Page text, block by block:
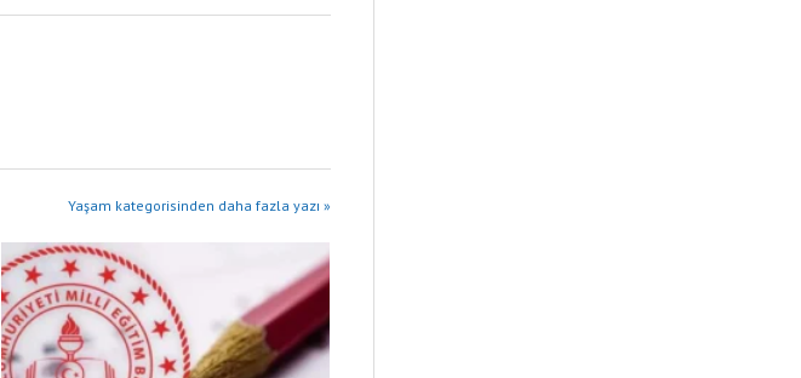
Yaşam kategorisinden daha fazla yazı »